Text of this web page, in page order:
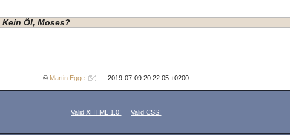
Kein Öl, Moses?
© Martin Egge – 2019-07-09 20:22:05 +0200
Valid XHTML 1.0! Valid CSS!